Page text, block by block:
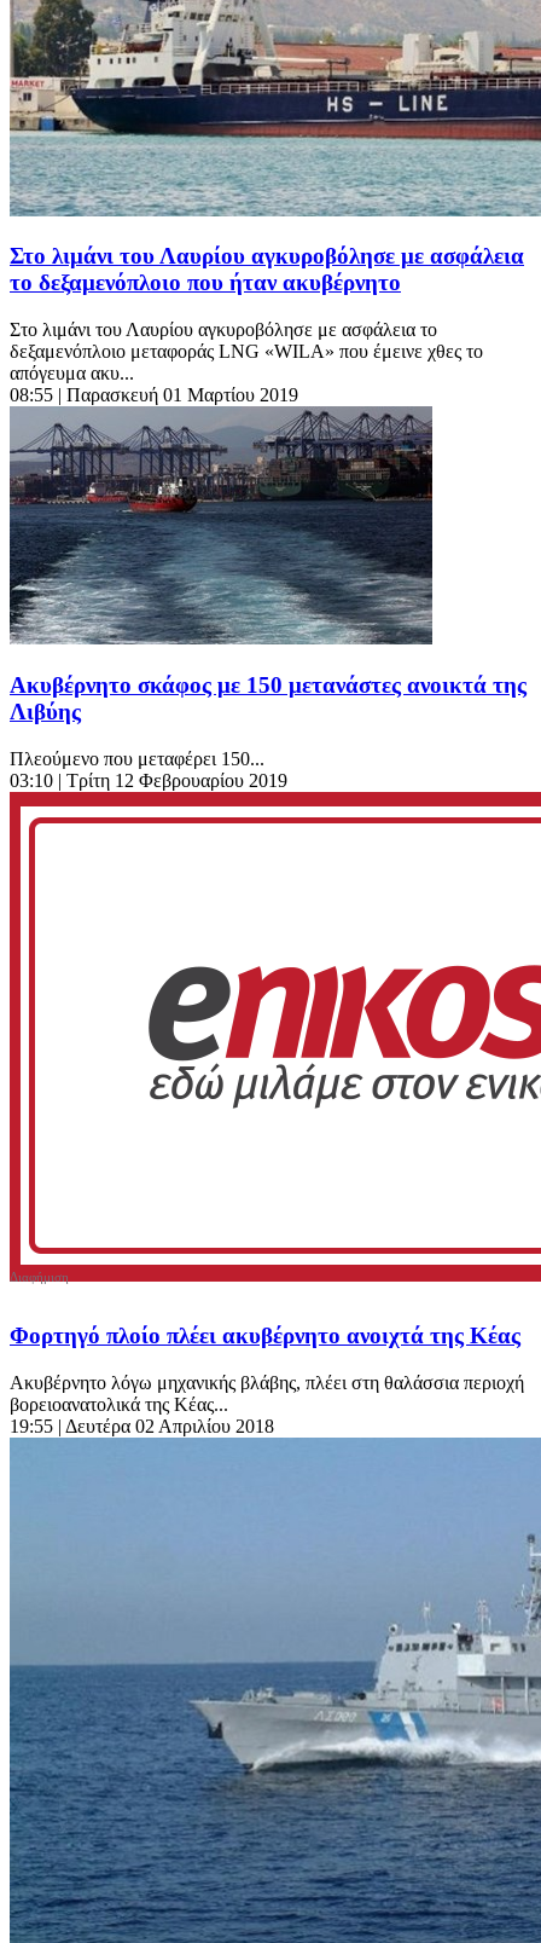
Στο λιμάνι του Λαυρίου αγκυροβόλησε με ασφάλεια
το δεξαμενόπλοιο που ήταν ακυβέρνητο
Στο λιμάνι του Λαυρίου αγκυροβόλησε με ασφάλεια το
δεξαμενόπλοιο μεταφοράς LNG «WILA» που έμεινε χθες το
απόγευμα ακυ...
08:55 | Παρασκευή 01 Μαρτίου 2019
Ακυβέρνητο σκάφος με 150 μετανάστες ανοικτά της
Λιβύης
Πλεούμενο που μεταφέρει 150...
03:10 | Τρίτη 12 Φεβρουαρίου 2019
Φορτηγό πλοίο πλέει ακυβέρνητο ανοιχτά της Κέας
Ακυβέρνητο λόγω μηχανικής βλάβης, πλέει στη θαλάσσια περιοχή
βορειοανατολικά της Κέας...
19:55 | Δευτέρα 02 Απριλίου 2018